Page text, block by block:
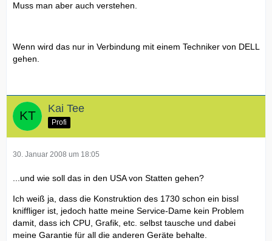
Muss man aber auch verstehen.
Wenn wird das nur in Verbindung mit einem Techniker von DELL
gehen.
Kai Tee
Profi
30. Januar 2008 um 18:05
...und wie soll das in den USA von Statten gehen?
Ich weiß ja, dass die Konstruktion des 1730 schon ein bissl
kniffliger ist, jedoch hatte meine Service-Dame kein Problem
damit, dass ich CPU, Grafik, etc. selbst tausche und dabei
meine Garantie für all die anderen Geräte behalte.